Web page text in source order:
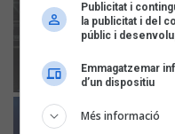
Publicitat i
la publicitat i del
públic i
Emmagatzemar
d’un dispositiu
Més informació